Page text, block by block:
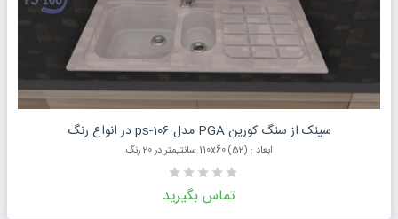
درخواست قیمت محصول سینک از سنگ کورین PGA مدل ps-106 در انواع رنگ
ابعاد : (52) 110x60 سانتیمتر در 20 رنگ
تماس بگیرید